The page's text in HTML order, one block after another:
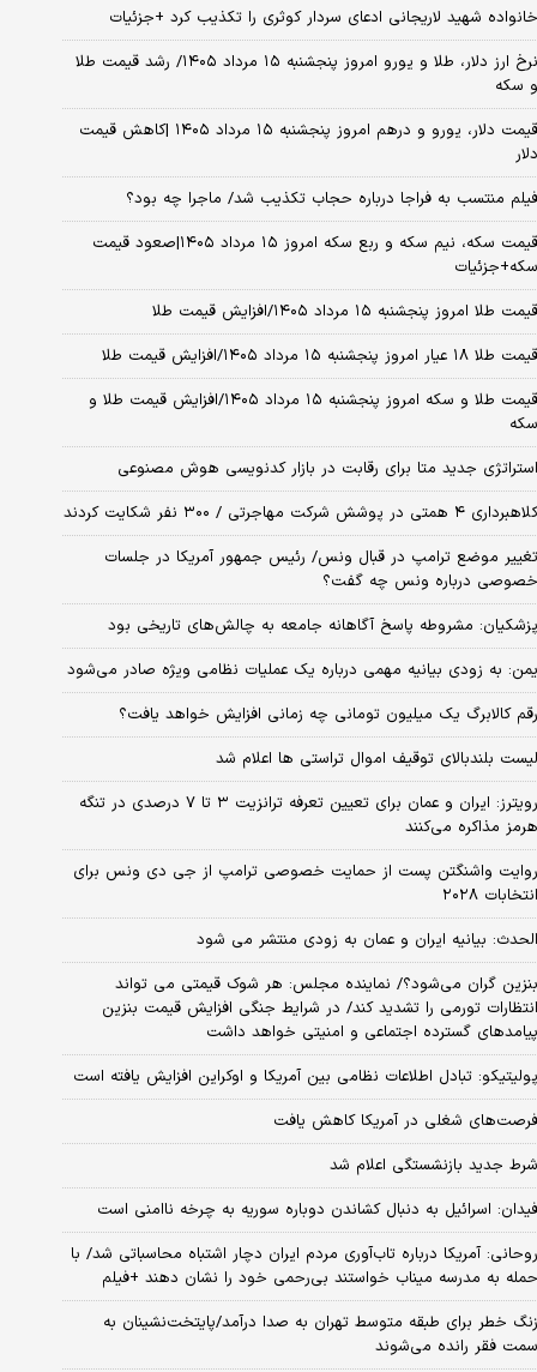
خانواده شهید لاریجانی ادعای سردار کوثری را تکذیب کرد +جزئیات
نرخ ارز دلار، طلا و یورو امروز پنجشنبه ۱۵ مرداد ۱۴۰۵/ رشد قیمت طلا
و سکه
قیمت دلار، یورو و درهم امروز پنجشنبه ۱۵ مرداد ۱۴۰۵ |کاهش قیمت
دلار
فیلم منتسب به فراجا درباره حجاب تکذیب شد/ ماجرا چه بود؟
قیمت سکه، نیم سکه و ربع سکه امروز ۱۵ مرداد ۱۴۰۵|صعود قیمت
سکه+جزئیات
قیمت طلا امروز پنجشنبه ۱۵ مرداد ۱۴۰۵/افزایش قیمت طلا
قیمت طلا ۱۸ عیار امروز پنجشنبه ۱۵ مرداد ۱۴۰۵/افزایش قیمت طلا
قیمت طلا و سکه امروز پنجشنبه ۱۵ مرداد ۱۴۰۵/افزایش قیمت طلا و
سکه
استراتژی جدید متا برای رقابت در بازار کدنویسی هوش مصنوعی
کلاهبرداری ۴ همتی در پوشش شرکت مهاجرتی / ۳۰۰ نفر شکایت کردند
تغییر موضع ترامپ در قبال ونس/ رئیس جمهور آمریکا در جلسات
خصوصی درباره ونس چه گفت؟
پزشکیان: مشروطه پاسخ آگاهانه جامعه به چالش‌های تاریخی بود
یمن: به زودی بیانیه مهمی درباره یک عملیات نظامی ویژه صادر می‌شود
رقم کالابرگ یک میلیون تومانی چه زمانی افزایش خواهد یافت؟
لیست بلندبالای توقیف اموال تراستی ها اعلام شد
رویترز: ایران و عمان برای تعیین تعرفه ترانزیت ۳ تا ۷ درصدی در تنگه
هرمز مذاکره می‌کنند
روایت واشنگتن پست از حمایت خصوصی ترامپ از جی دی ونس برای
انتخابات ۲۰۲۸
الحدث: بیانیه ایران و عمان به زودی منتشر می شود
بنزین گران می‌شود؟/ نماینده مجلس: هر شوک قیمتی می تواند
انتظارات تورمی را تشدید کند/ در شرایط جنگی افزایش قیمت بنزین
پیامدهای گسترده اجتماعی و امنیتی خواهد داشت
پولیتیکو: تبادل اطلاعات نظامی بین آمریکا و اوکراین افزایش یافته است
فرصت‌های شغلی در آمریکا کاهش یافت
شرط جدید بازنشستگی اعلام شد
فیدان: اسرائیل به دنبال کشاندن دوباره سوریه به چرخه ناامنی است
روحانی: آمریکا درباره تاب‌آوری مردم ایران دچار اشتباه محاسباتی شد/ با
حمله به مدرسه میناب خواستند بی‌رحمی خود را نشان دهند +فیلم
زنگ خطر برای طبقه متوسط تهران به صدا درآمد/پایتخت‌نشینان به
سمت فقر رانده می‌شوند